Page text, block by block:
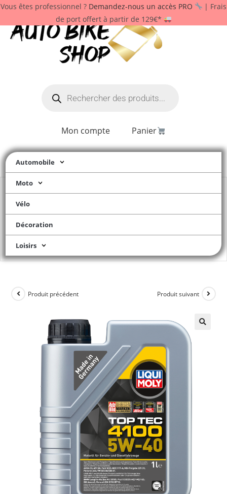
Vous êtes professionnel ? Demandez-nous un accès PRO
| Frais
de port offert à partir de 129€*
Mon compte Panier
Automobile
Moto
Vélo
Décoration
Loisirs
Produit précédent Produit suivant